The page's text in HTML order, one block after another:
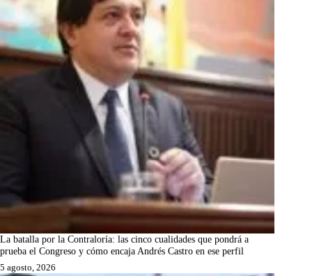
La batalla por la Contraloría: las cinco cualidades que pondrá a
prueba el Congreso y cómo encaja Andrés Castro en ese perfil
5 agosto, 2026